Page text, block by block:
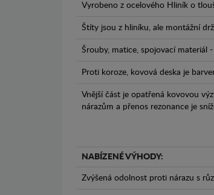
Vyrobeno z ocelového Hliník o
Štíty jsou z hliníku, ale montážní
Šrouby, matice, spojovací materiál
Proti koroze, kovová deska je
Vnější část je opatřená kovovou
nárazům a přenos rezonance je
NABÍZENÉ VÝHODY:
Zvýšená odolnost proti nárazu s